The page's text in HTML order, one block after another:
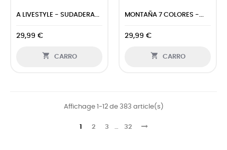
A LIVESTYLE - SUDADERA...
29,99 €
 CARRO
MONTAÑA 7 COLORES -...
29,99 €
 CARRO
Affichage 1-12 de 383 article(s)
1 2 3 … 32